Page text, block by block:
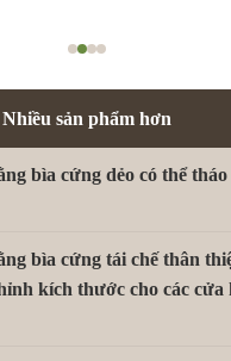
Nhiều sản phẩm hơn
bìa cứng dẻo có thể
bìa cứng tái chế thân
kích thước cho các cửa